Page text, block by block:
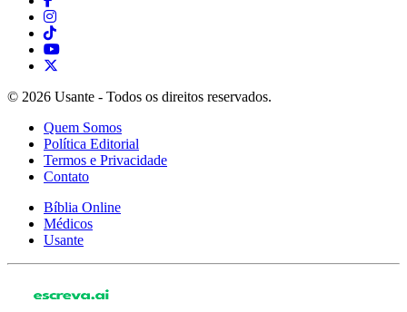
© 2026 Usante - Todos os direitos reservados.
Quem Somos
Política Editorial
Termos e Privacidade
Contato
Bíblia Online
Médicos
Usante